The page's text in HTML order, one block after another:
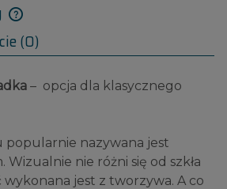
(0)
– opcja dla klasycznego
popularnie nazywana jest
Wizualnie nie różni się od szkła
jest z tworzywa. A co